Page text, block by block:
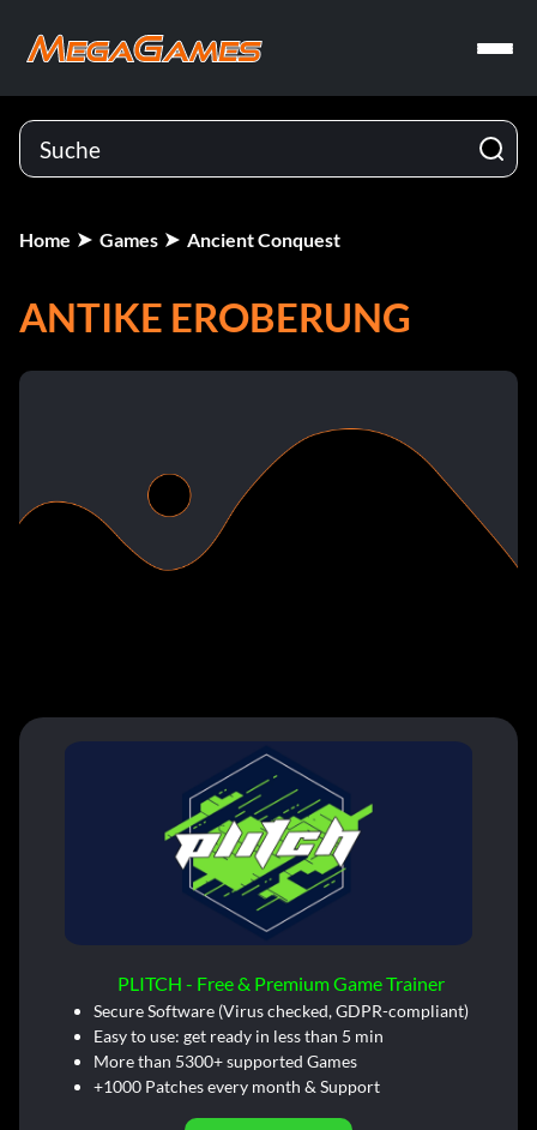
Home Games Ancient Conquest
ANTIKE EROBERUNG
PLITCH - Free & Premium Game Trainer
Secure Software (Virus checked, GDPR-compliant)
Easy to use: get ready in less than 5 min
More than 5300+ supported Games
+1000 Patches every month & Support